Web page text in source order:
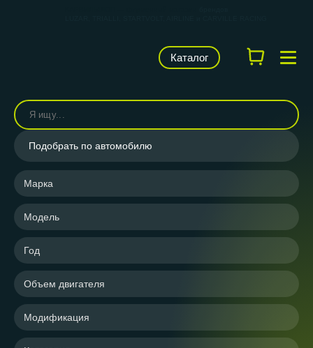
Каталог
Подобрать по автомобилю
Марка
Модель
Год
Объем двигателя
Модификация